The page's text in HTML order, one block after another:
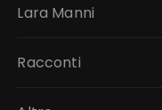
Lara Manni
Racconti